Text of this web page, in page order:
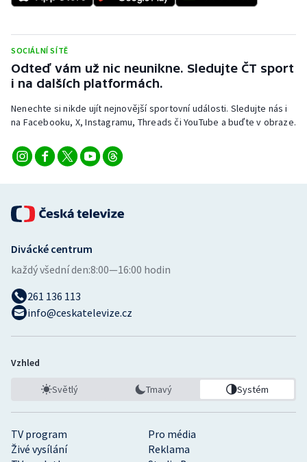
SOCIÁLNÍ SÍTĚ
Odteď vám už nic neunikne. Sledujte ČT sport
i na dalších platformách.
Nenechte si nikde ujít nejnovější sportovní události. Sledujte nás i
na Facebooku, X, Instagramu, Threads či YouTube a buďte v obraze.
TV program
Pro média
Živé vysílání
Reklama
Divácké centrum
každý všední den:8:00—16:00 hodin
261 136 113
info@ceskatelevize.cz
Vzhled
Světlý Tmavý Systém